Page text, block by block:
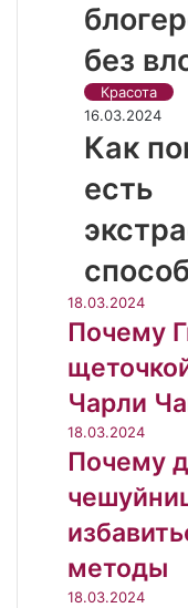
без
Красота
16.03.2024
Как
есть
18.03.2024
Почему
Чарли
18.03.2024
Почему
методы
18.03.2024